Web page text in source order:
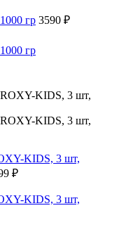
гр 3590 ₽
гр
KIDS, 3 шт,
₽
KIDS, 3 шт,